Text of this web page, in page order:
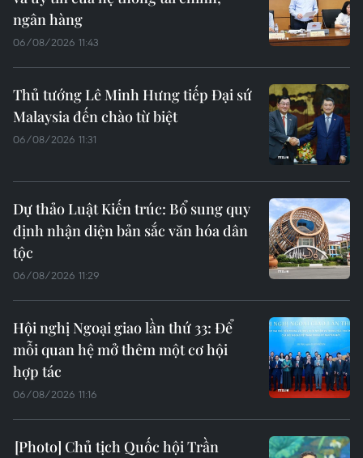
ngân hàng
06/08/2026 11:43
Thủ tướng Lê Minh Hưng tiếp Đại sứ
Malaysia đến chào từ biệt
06/08/2026 11:31
Dự thảo Luật Kiến trúc: Bổ sung quy
định nhận diện bản sắc văn hóa dân
tộc
06/08/2026 11:29
Hội nghị Ngoại giao lần thứ 33: Để
mỗi quan hệ mở thêm một cơ hội
hợp tác
06/08/2026 11:16
Chủ tịch Quốc hội Trần